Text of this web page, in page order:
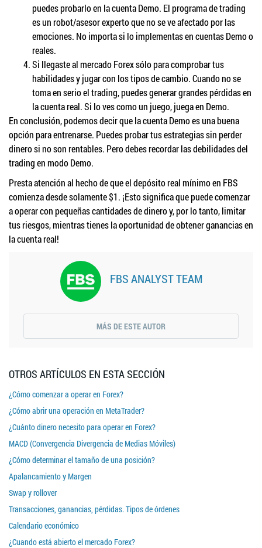
puedes probarlo en la cuenta Demo. El programa de trading
es un robot/asesor experto que no se ve afectado por las
emociones. No importa si lo implementas en cuentas Demo o
reales.
Si llegaste al mercado Forex sólo para comprobar tus
habilidades y jugar con los tipos de cambio. Cuando no se
toma en serio el trading, puedes generar grandes pérdidas en
la cuenta real. Si lo ves como un juego, juega en Demo.
En conclusión, podemos decir que la cuenta Demo es una buena
opción para entrenarse. Puedes probar tus estrategias sin perder
dinero si no son rentables. Pero debes recordar las debilidades del
trading en modo Demo.
Presta atención al hecho de que el depósito real mínimo en FBS
comienza desde solamente $1. ¡Esto significa que puede comenzar
a operar con pequeñas cantidades de dinero y, por lo tanto, limitar
tus riesgos, mientras tienes la oportunidad de obtener ganancias en
la cuenta real!
FBS ANALYST TEAM
MÁS DE ESTE AUTOR
OTROS ARTÍCULOS EN ESTA SECCIÓN
¿Cómo comenzar a operar en Forex?
¿Cómo abrir una operación en MetaTrader?
¿Cuánto dinero necesito para operar en Forex?
MACD (Convergencia Divergencia de Medias Móviles)
¿Cómo determinar el tamaño de una posición?
Apalancamiento y Margen
Swap y rollover
Transacciones, ganancias, pérdidas. Tipos de órdenes
Calendario económico
¿Cuando está abierto el mercado Forex?